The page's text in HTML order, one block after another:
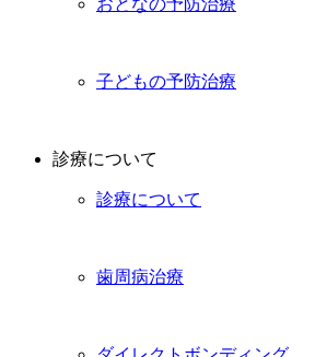
おとなの予防治療
子どもの予防治療
診療について
診療について
歯周病治療